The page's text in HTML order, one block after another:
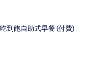
到飽自助式早餐 (付費)